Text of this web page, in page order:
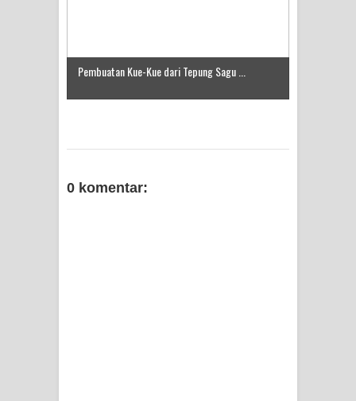
Pembuatan Kue-Kue dari Tepung Sagu ...
0 komentar: